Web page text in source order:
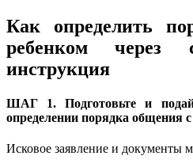
Как определить
ребенком через
инструкция
ШАГ 1. Подготовьте и
определении порядка общения
Исковое заявление и документы